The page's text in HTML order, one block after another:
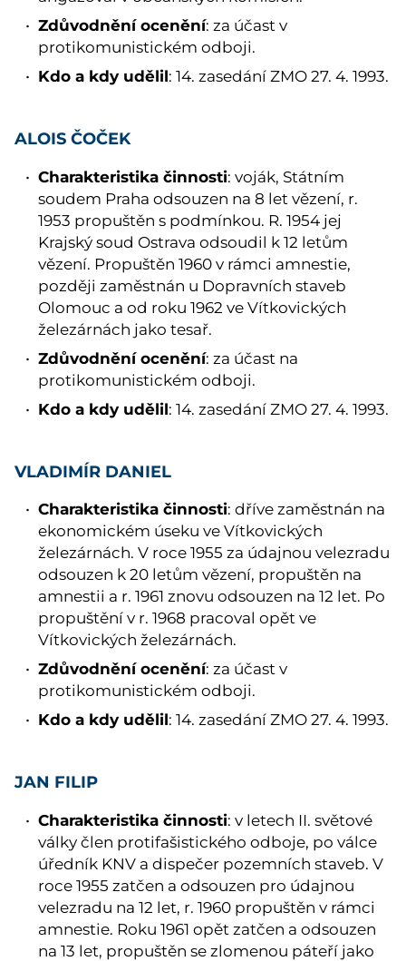
Zdůvodnění ocenění: za účast v
protikomunistickém odboji.
Kdo a kdy udělil: 14. zasedání ZMO 27. 4. 1993.
ALOIS ČOČEK
Charakteristika činnosti: voják, Státním
soudem Praha odsouzen na 8 let vězení, r.
1953 propuštěn s podmínkou. R. 1954 jej
Krajský soud Ostrava odsoudil k 12 letům
vězení. Propuštěn 1960 v rámci amnestie,
později zaměstnán u Dopravních staveb
Olomouc a od roku 1962 ve Vítkovických
železárnách jako tesař.
Zdůvodnění ocenění: za účast na
protikomunistickém odboji.
Kdo a kdy udělil: 14. zasedání ZMO 27. 4. 1993.
VLADIMÍR DANIEL
Charakteristika činnosti: dříve zaměstnán na
ekonomickém úseku ve Vítkovických
železárnách. V roce 1955 za údajnou velezradu
odsouzen k 20 letům vězení, propuštěn na
amnestii a r. 1961 znovu odsouzen na 12 let. Po
propuštění v r. 1968 pracoval opět ve
Vítkovických železárnách.
Zdůvodnění ocenění: za účast v
protikomunistickém odboji.
Kdo a kdy udělil: 14. zasedání ZMO 27. 4. 1993.
JAN FILIP
Charakteristika činnosti: v letech II. světové
války člen protifašistického odboje, po válce
úředník KNV a dispečer pozemních staveb. V
roce 1955 zatčen a odsouzen pro údajnou
velezradu na 12 let, r. 1960 propuštěn v rámci
amnestie. Roku 1961 opět zatčen a odsouzen
na 13 let, propuštěn se zlomenou páteří jako